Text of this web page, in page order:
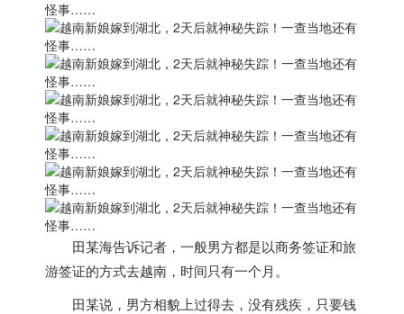
田某海告诉记者，一般男方都是以商务签证和旅
游签证的方式去越南 ，时间只有一个月。
田某说，男方相貌上过得去，没有残疾，只要钱